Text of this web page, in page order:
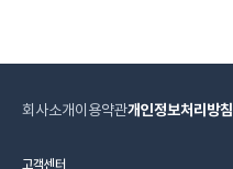
회사소개이용약관개인정보처리방침
고객센터